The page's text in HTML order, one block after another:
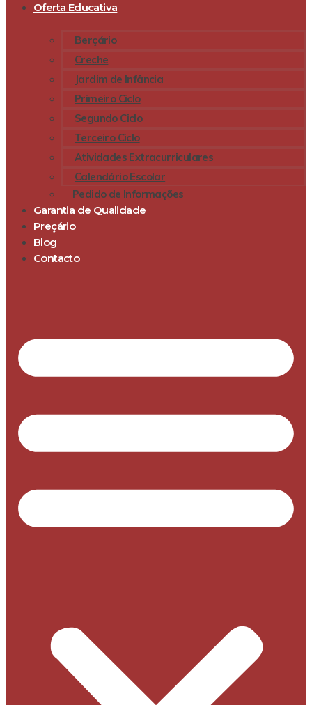
Oferta Educativa
Berçário
Creche
Jardim de Infância
Primeiro Ciclo
Segundo Ciclo
Terceiro Ciclo
Atividades Extracurriculares
Calendário Escolar
Pedido de Informações
Garantia de Qualidade
Preçário
Blog
Contacto